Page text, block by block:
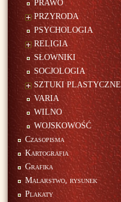
PRAWO
PRZYRODA
PSYCHOLOGIA
RELIGIA
SŁOWNIKI
SOCJOLOGIA
SZTUKI PLASTYCZNE
VARIA
WILNO
WOJSKOWOŚĆ
Czasopisma
Kartografia
Grafika
Malarstwo, rysunek
Plakaty